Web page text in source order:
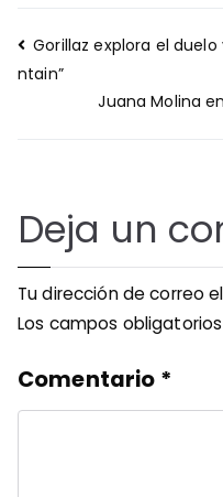
Navegación
de
entradas
Gorillaz explora el
ntain”
Juana Molina
Deja un
Tu dirección de correo
Los campos
Comentario *